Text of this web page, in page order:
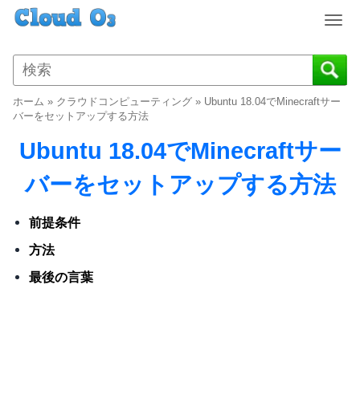
T
g
g
a
i
g
ホーム » クラウドコンピューティング » Ubuntu 18.04でMinecraftサー
バーをセットアップする方法
Ubuntu 18.04でMinecraftサー
バーをセットアップする方法
前提条件
方法
最後の言葉